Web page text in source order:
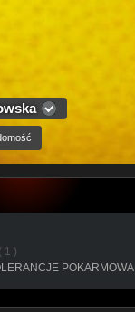
( 1 )
POKARMOWA